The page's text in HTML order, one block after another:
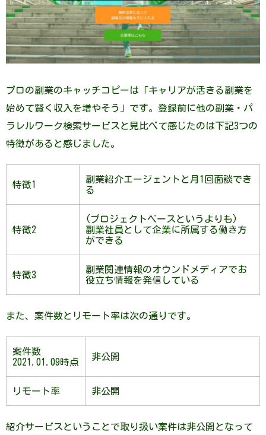
プロの副業のキャッチコピーは「キャリアが活きる副業を
始めて賢く収入を増やそう」です。登録前に他の副業・パ
ラレルワーク検索サービスと見比べて感じたのは下記3つの
特徴があると感じました。
特徴1
副業紹介エージェントと月1回面談でき
る
特徴2
(プロジェクトベースというよりも)
副業社員として企業に所属する働き方
ができる
特徴3
副業関連情報のオウンドメディアでお
役立ち情報を発信している
また、案件数とリモート率は次の通りです。
案件数
2021.01.09時点
非公開
リモート率 非公開
紹介サービスということで取り扱い案件は非公開となって